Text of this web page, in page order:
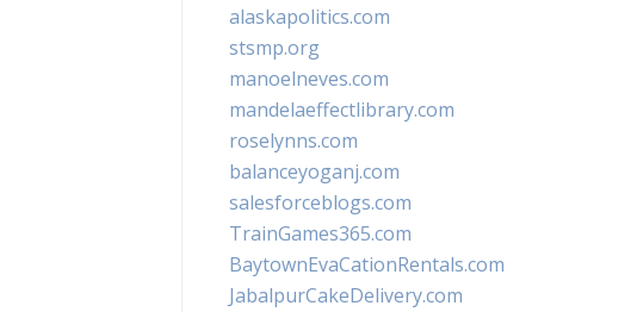
alaskapolitics.com
stsmp.org
manoelneves.com
mandelaeffectlibrary.com
roselynns.com
balanceyoganj.com
salesforceblogs.com
TrainGames365.com
BaytownEvaCationRentals.com
JabalpurCakeDelivery.com